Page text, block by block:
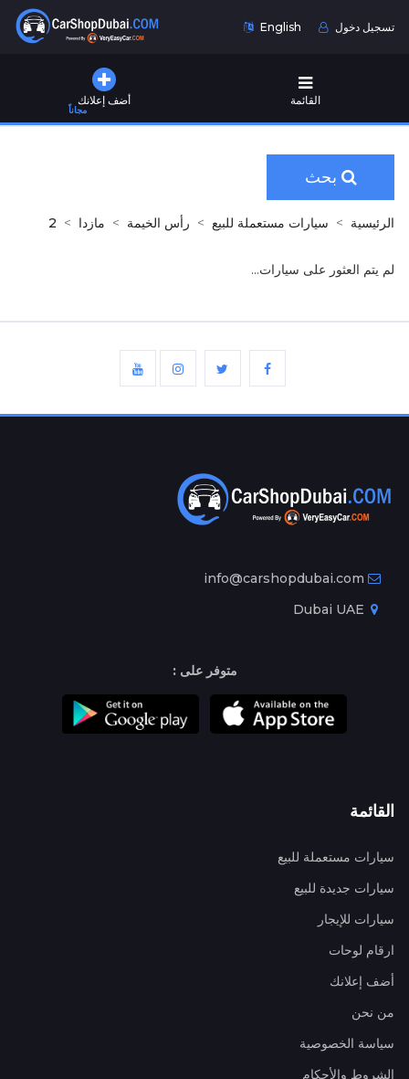
English تسجيل دخول
أضف إعلانك
مجاناً
القائمة
بحث
الرئيسية سيارات مستعملة للبيع رأس الخيمة مازدا 2
لم يتم العثور على سيارات...
info@carshopdubai.com
متوفر على :
القائمة
سيارات مستعملة للبيع
سيارات جديدة للبيع
سيارات للإيجار
ارقام لوحات
أضف إعلانك
من نحن
سياسة الخصوصية
الشروط والأحكام